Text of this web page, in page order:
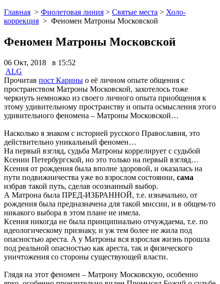
Главная > Фиолетовая линия > Святые места > Холо-
коррекция > Феномен Матроны Московской
Феномен Матроны Московской
06 Окт, 2018 в 15:52
ALG
Прочитав пост Карины о её личном опыте общения с
пространством Матроны Московской, захотелось тоже
черкнуть немножко из своего личного опыта приобщения к
этому удивительному пространству и опыта осмысления этого
удивительного феномена – Матроны Московской…
Насколько я знаком с историей русского Православия, это
действительно уникальный феномен…
На первый взгляд, судьба Матроны коррелирует с судьбой
Ксении Петербургской, но это только на первый взгляд…
Ксения от рождения была вполне здоровой, и оказалась на
пути подвижничества уже во взрослом состоянии, сама
избрав такой путь, сделав осознанный выбор.
А Матрона была ПРЕД-ИЗБРАННОЙ, т.е. изначально, от
рождения была предназначена для такой миссии, и в общем-то
никакого выбора в этом плане не имела.
Ксения никогда не была принципиально отчуждаема, т.е. по
идеологическому признаку, и уж тем более не жила под
опасностью ареста. А у Матроны вся взрослая жизнь прошла
под реальной опасностью как ареста, так и физического
уничтожения со стороны существующей власти.
Глядя на этот феномен – Матрону Московскую, особенно